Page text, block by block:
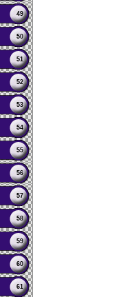
49
50
51
52
53
54
55
56
57
58
59
60
61